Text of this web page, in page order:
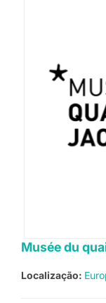
Musée du
Localização: